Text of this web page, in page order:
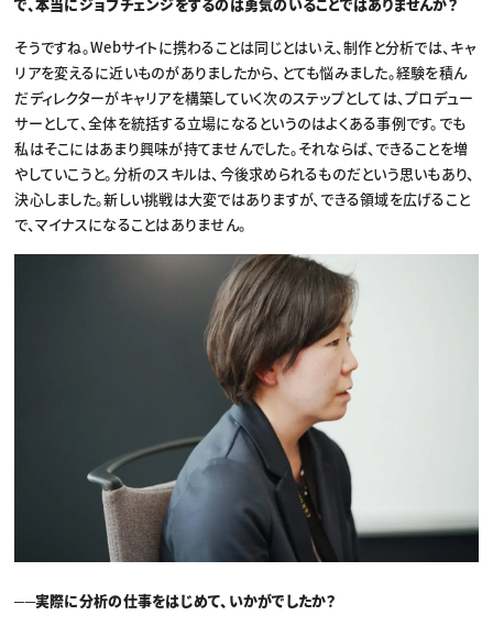
そうですね。Webサイトに携わることは同じとはいえ、制作と分析では、キャ
リアを変えるに近いものがありましたから、とても悩みました。経験を積ん
だディレクターがキャリアを構築していく次のステップとしては、プロデュー
サーとして、全体を統括する立場になるというのはよくある事例です。でも
私はそこにはあまり興味が持てませんでした。それならば、できることを増
やしていこうと。分析のスキルは、今後求められるものだという思いもあり、
決心しました。新しい挑戦は大変ではありますが、できる領域を広げること
で、マイナスになることはありません。
──実際に分析の仕事をはじめて、いかがでしたか？